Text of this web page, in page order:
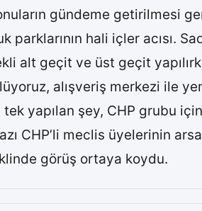
gündeme getirilmesi
hali içler acısı.
alt geçit ve üst geçit
alışveriş merkezi ile
yapılan şey, CHP grubu
CHP’li meclis üyelerinin
görüş ortaya koydu.